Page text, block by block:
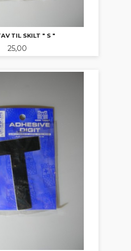
TIL SKILT " S "
Pris
25,00